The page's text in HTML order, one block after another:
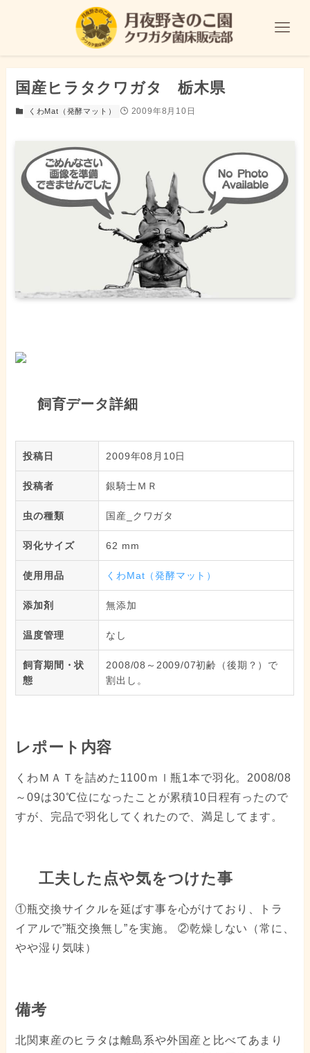
国産ヒラタクワガタ 栃木県
くわMat（発酵マット） 2009年8月10日
飼育データ詳細
投稿日 2009年08月10日
投稿者 銀騎士ＭＲ
虫の種類 国産_クワガタ
羽化サイズ 62 mm
使用用品 くわMat（発酵マット）
添加剤 無添加
温度管理 なし
飼育期間・状
態
2008/08～2009/07初齢（後期？）で
割出し。
レポート内容
くわＭＡＴを詰めた1100ｍｌ瓶1本で羽化。2008/08
～09は30℃位になったことが累積10日程有ったので
すが、完品で羽化してくれたので、満足してます。
工夫した点や気をつけた事
①瓶交換サイクルを延ばす事を心がけており、トラ
イアルで”瓶交換無し”を実施。 ②乾燥しない（常に、
やや湿り気味）
備考
北関東産のヒラタは離島系や外国産と比べてあまり